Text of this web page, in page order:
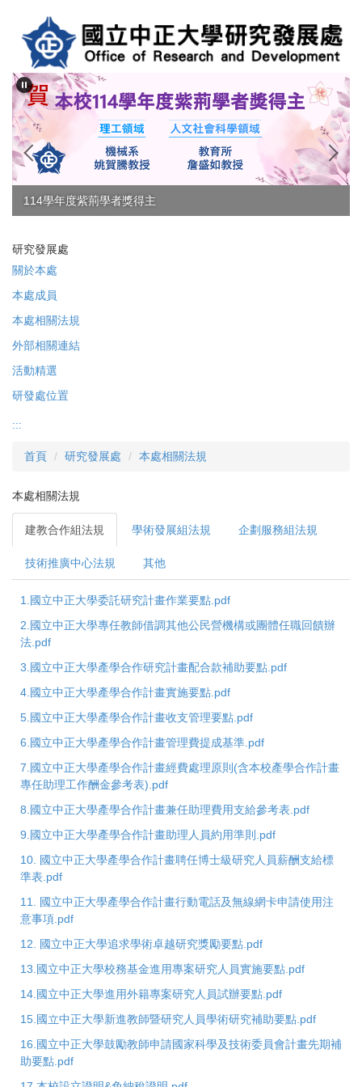
內
容
區
114學年度紫荊學者獎得主
研究發展處
關於本處
本處成員
本處相關法規
外部相關連結
活動精選
研發處位置
:::
首頁 研究發展處 本處相關法規
本處相關法規
建教合作組法規 學術發展組法規 企劃服務組法規
技術推廣中心法規 其他
1.國立中正大學委託研究計畫作業要點.pdf
2.國立中正大學專任教師借調其他公民營機構或團體任職回饋辦
法.pdf
3.國立中正大學產學合作研究計畫配合款補助要點.pdf
4.國立中正大學產學合作計畫實施要點.pdf
5.國立中正大學產學合作計畫收支管理要點.pdf
6.國立中正大學產學合作計畫管理費提成基準.pdf
7.國立中正大學產學合作計畫經費處理原則(含本校產學合作計畫
專任助理工作酬金參考表).pdf
8.國立中正大學產學合作計畫兼任助理費用支給參考表​​​.pdf
9.國立中正大學產學合作計畫助理人員約用準則.pdf
10. 國立中正大學產學合作計畫聘任博士級研究人員薪酬支給標
準表.pdf
11. 國立中正大學產學合作計畫行動電話及無線網卡申請使用注
意事項.pdf
12. 國立中正大學追求學術卓越研究獎勵要點.pdf
13.國立中正大學校務基金進用專案研究人員實施要點.pdf
14.國立中正大學進用外籍專案研究人員試辦要點.pdf
15.國立中正大學新進教師暨研究人員學術研究補助要點.pdf
16.國立中正大學鼓勵教師申請國家科學及技術委員會計畫先期補
助要點.pdf